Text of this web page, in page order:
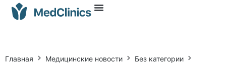
Главная Медицинские новости
Без категории